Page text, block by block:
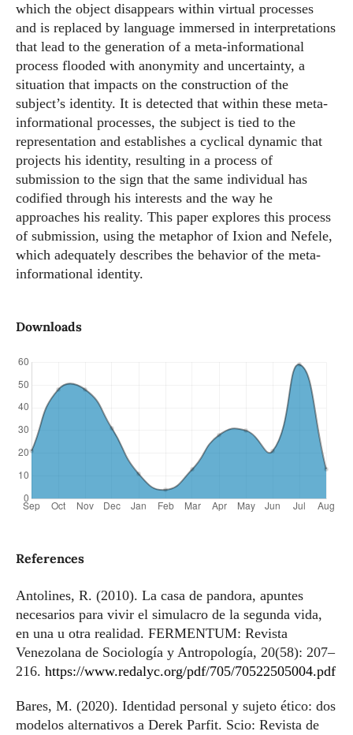
which the object disappears within virtual processes
and is replaced by language immersed in interpretations
that lead to the generation of a meta-informational
process flooded with anonymity and uncertainty, a
situation that impacts on the construction of the
subject’s identity. It is detected that within these meta-
informational processes, the subject is tied to the
representation and establishes a cyclical dynamic that
projects his identity, resulting in a process of
submission to the sign that the same individual has
codified through his interests and the way he
approaches his reality. This paper explores this process
of submission, using the metaphor of Ixion and Nefele,
which adequately describes the behavior of the meta-
informational identity.
Downloads
References
Antolines, R. (2010). La casa de pandora, apuntes
necesarios para vivir el simulacro de la segunda vida,
en una u otra realidad. FERMENTUM: Revista
Venezolana de Sociología y Antropología, 20(58): 207–
216. https://www.redalyc.org/pdf/705/70522505004.pdf
Bares, M. (2020). Identidad personal y sujeto ético: dos
modelos alternativos a Derek Parfit. Scio: Revista de